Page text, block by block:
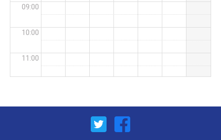
09:00
10:00
11:00
13:00